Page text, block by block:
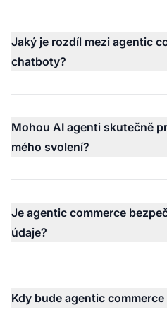
Jaký je rozdíl mezi agentic
chatboty?
Mohou AI agenti skutečně
mého svolení?
Je agentic commerce
údaje?
Kdy bude agentic